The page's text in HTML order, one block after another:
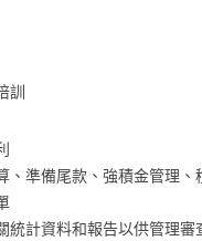
訓
、準備尾款、強積金管理、
統計資料和報告以供管理審